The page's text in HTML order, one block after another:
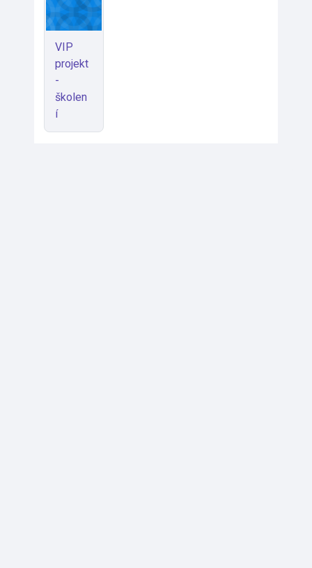
VIP
projekt
-
školen
í